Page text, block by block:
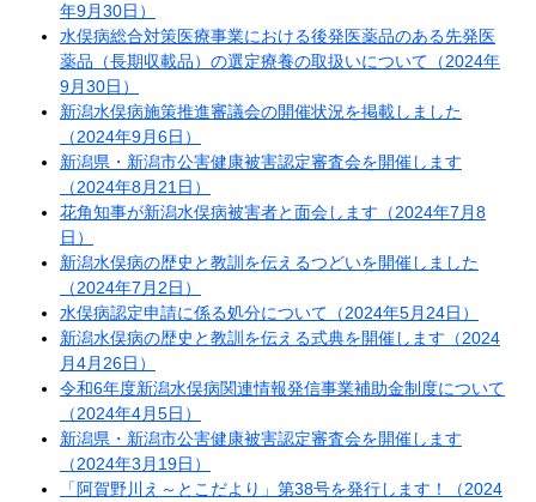
年9月30日）
水俣病総合対策医療事業における後発医薬品のある先発医
薬品（長期収載品）の選定療養の取扱いについて（2024年
9月30日）
新潟水俣病施策推進審議会の開催状況を掲載しました
（2024年9月6日）
新潟県・新潟市公害健康被害認定審査会を開催します
（2024年8月21日）
花角知事が新潟水俣病被害者と面会します（2024年7月8
日）
新潟水俣病の歴史と教訓を伝えるつどいを開催しました
（2024年7月2日）
水俣病認定申請に係る処分について（2024年5月24日）
新潟水俣病の歴史と教訓を伝える式典を開催します（2024
月4月26日）
令和6年度新潟水俣病関連情報発信事業補助金制度について
（2024年4月5日）
新潟県・新潟市公害健康被害認定審査会を開催します
（2024年3月19日）
「阿賀野川え～とこだより」第38号を発行します！（2024